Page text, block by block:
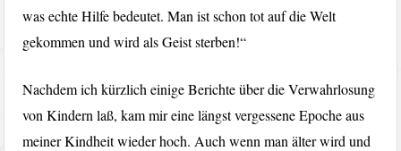
was echte Hilfe bedeutet. Man ist schon tot auf die Welt
gekommen und wird als Geist sterben!“
Nachdem ich kürzlich einige Berichte über die Verwahrlosung
von Kindern laß, kam mir eine längst vergessene Epoche aus
meiner Kindheit wieder hoch. Auch wenn man älter wird und